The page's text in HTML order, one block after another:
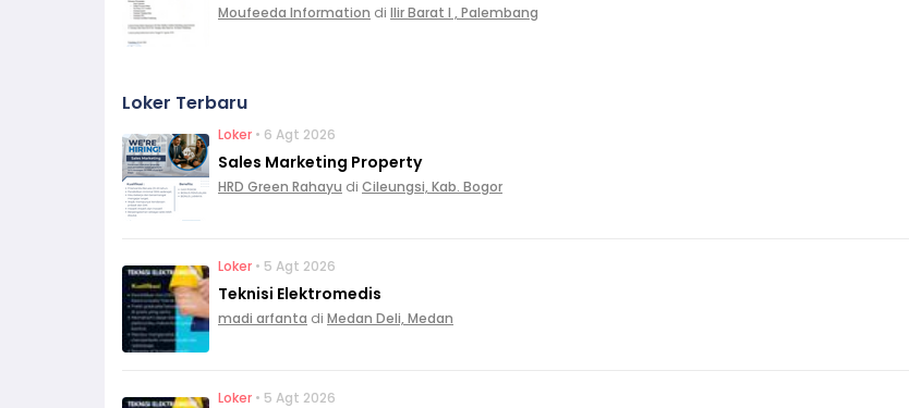
Moufeeda Information di Ilir Barat I , Palembang
Loker Terbaru
Loker • 6 Agt 2026
Sales Marketing Property
HRD Green Rahayu di Cileungsi, Kab. Bogor
Loker • 5 Agt 2026
Teknisi Elektromedis
madi arfanta di Medan Deli, Medan
Loker • 5 Agt 2026